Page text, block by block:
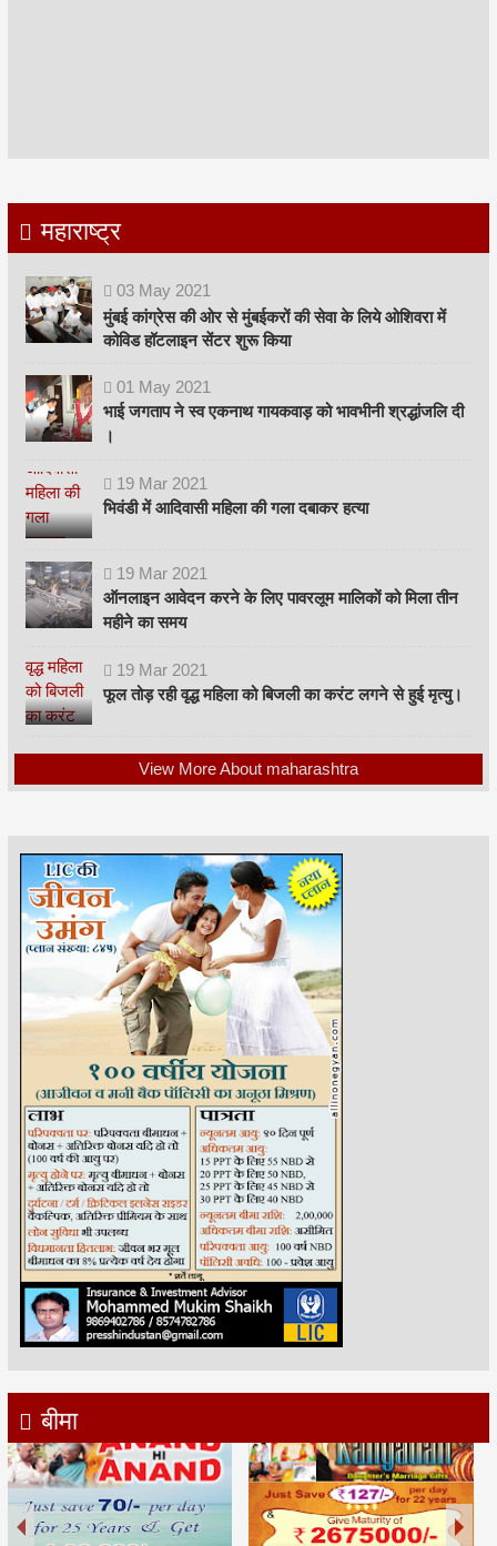
महाराष्ट्र
03 May 2021
मुंबई कांग्रेस की ओर से मुंबईकरों की सेवा के लिये ओशिवरा में
कोविड हॉटलाइन सेंटर शुरू किया
01 May 2021
भाई जगताप ने स्व एकनाथ गायकवाड़ को भावभीनी श्रद्धांजलि दी
।
19 Mar 2021
भिवंडी में आदिवासी महिला की गला दबाकर हत्या
19 Mar 2021
ऑनलाइन आवेदन करने के लिए पावरलूम मालिकों को मिला तीन
महीने का समय
19 Mar 2021
फूल तोड़ रही वृद्ध महिला को बिजली का करंट लगने से हुई मृत्यु।
View More About maharashtra
बीमा